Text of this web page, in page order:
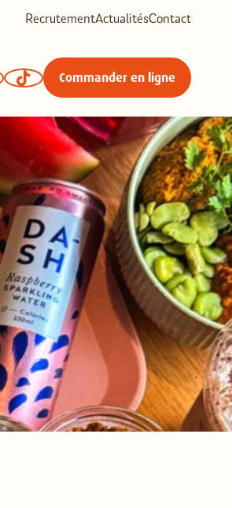
RecrutementActualitésContact
Commander en ligne